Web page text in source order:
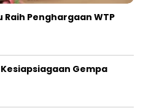
Penghargaan WTP
Kesiapsiagaan Gempa